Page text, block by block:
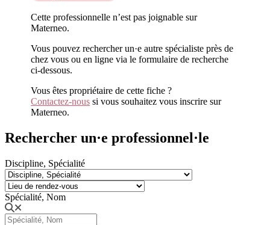
Cette professionnelle n’est pas joignable sur
Materneo.
Vous pouvez rechercher un·e autre spécialiste près de
chez vous ou en ligne via le formulaire de recherche
ci-dessous.
Vous êtes propriétaire de cette fiche ?
Contactez-nous si vous souhaitez vous inscrire sur
Materneo.
Rechercher un·e professionnel·le
Discipline, Spécialité
Spécialité, Nom